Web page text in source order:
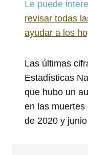
Le puede
revisar todas
ayudar a los
Las últimas
Estadísticas
que hubo un
en las muertes
de 2020 y